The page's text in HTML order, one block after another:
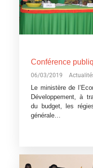
06/03/2019
Le ministère de
Développement, à
du budget, les
générale…